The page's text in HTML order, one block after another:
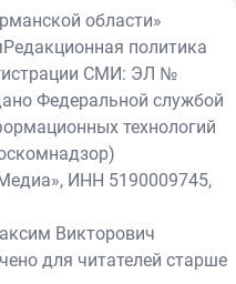
области»
Редакционная политика
СМИ: ЭЛ №
Федеральной службой
технологий
ИНН 5190009745,
Викторович
для читателей старше